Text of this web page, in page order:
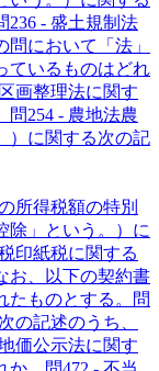
236 - 盛土規制法
において「法」
ているものはどれ
画整理法に関す
問254 - 農地法農
）に関する次の記
所得税額の特別
除」という。）に
印紙税に関する
お、以下の契約書
ものとする。
問
の記述のうち、
価公示法に関す